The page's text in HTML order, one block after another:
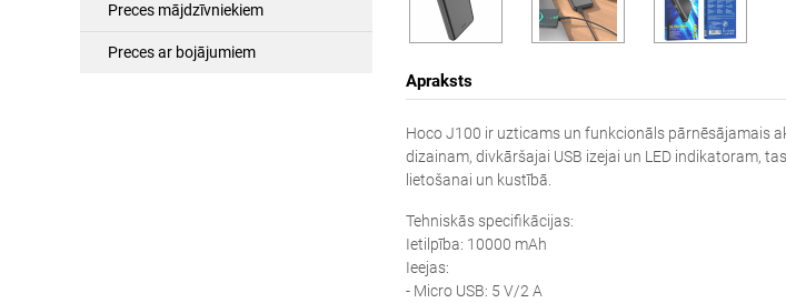
Apraksts
Hoco J100 ir uzticams un funkcionāls pārnēsājamais
dizainam, divkāršajai USB izejai un LED indikatoram,
lietošanai un kustībā.
Tehniskās specifikācijas:
Ietilpība: 10000 mAh
Ieejas:
- Micro USB: 5 V/2 A
Preces mājdzīvniekiem
Preces ar bojājumiem